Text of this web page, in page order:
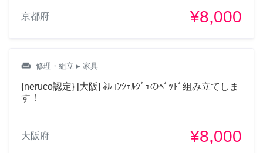
京都府 ¥8,000
weekend 修理・組立 ▸ 家具
{neruco認定} [大阪] ﾈﾙｺﾝｼｪﾙｼﾞｭのﾍﾞｯﾄﾞ組み立てしま
す！
大阪府 ¥8,000